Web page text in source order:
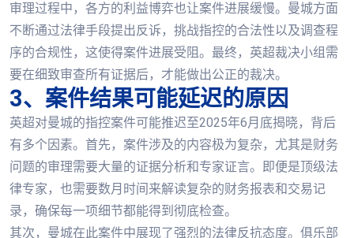
审理过程中，各方的利益博弈也让案件进展缓慢。曼城方面
不断通过法律手段提出反诉，挑战指控的合法性以及调查程
序的合规性，这使得案件进展受阻。最终，英超裁决小组需
要在细致审查所有证据后，才能做出公正的裁决。
3、案件结果可能延迟的原因
英超对曼城的指控案件可能推迟至2025年6月底揭晓，背后
有多个因素。首先，案件涉及的内容极为复杂，尤其是财务
问题的审理需要大量的证据分析和专家证言。即便是顶级法
律专家，也需要数月时间来解读复杂的财务报表和交易记
录，确保每一项细节都能得到彻底检查。
其次，曼城在此案件中展现了强烈的法律反抗态度。俱乐部